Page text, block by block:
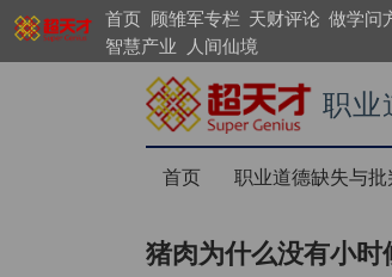
首页 顾雏军专栏 天财评论 做学问
智慧产业
人间仙境
职业
https://
首页 职业道德缺失与批
猪肉为什么没有小时